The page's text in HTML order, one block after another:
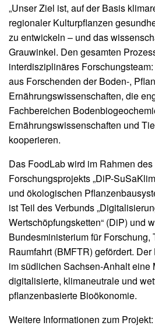
„Unser Ziel ist, auf der Basis
regionaler Kulturpflanzen
zu entwickeln – und das
Grauwinkel. Den gesamten
interdisziplinäres
aus Forschenden der Boden-,
Ernährungswissenschaften, die
Fachbereichen
Ernährungswissenschaften und
kooperieren.
Das FoodLab wird im Rahmen des
Forschungsprojekts „DiP-
und ökologischen
ist Teil des Verbunds
Wertschöpfungsketten“ (DiP) und
Bundesministerium für Forschung,
Raumfahrt (BMFTR) gefördert.
im südlichen Sachsen-Anhalt eine
digitalisierte, klimaneutrale und
pflanzenbasierte Bioökonomie.
Weitere Informationen zum Projekt: